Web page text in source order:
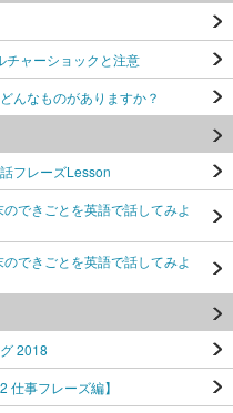
チャーショックと注意
んなものがありますか？
フレーズLesson
できごとを英語で話してみよ
できごとを英語で話してみよ
2018
仕事フレーズ編】